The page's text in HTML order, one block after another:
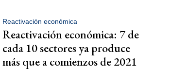
Reactivación económica
Reactivación económica: 7 de
cada 10 sectores ya produce
más que a comienzos de 2021